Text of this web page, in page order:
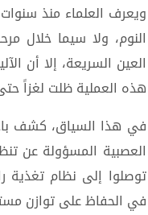
ويعرف العلماء منذ سنوات
النوم، ولا سيما خلال
العين السريعة، إلا أن
هذه العملية ظلت لغزاً
في هذا السياق، كشف
العصبية المسؤولة عن
توصلوا إلى نظام
في الحفاظ على توازن